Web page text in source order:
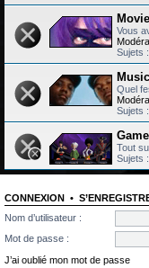
Vous
Sujets :
Music
Quel
Sujets :
Tout
Sujets :
CONNEXION •
Nom d’utilisateur :
Mot de passe :
J’ai oublié mon mot de passe